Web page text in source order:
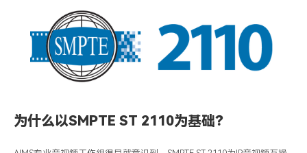
为什么以SMPTE ST 2110为基础？